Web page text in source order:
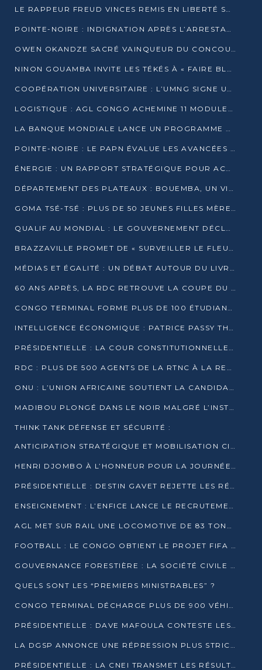
LE RAPPEUR FREUD VINCES REMIS EN LIBERTÉ SOUS PRESSION MÉDIATIQUE
POINTE-NOIRE : INDIGNATION APRÈS L’ARRESTATION DU RAPPEUR FREUD VINCES
OWEN OKANDZE SACRÉ VAINQUEUR DU CONCOURS SLAM POUR LA VIE
NINON GOUAMBA INVITE LES TÉKÉS À « FAIRE BLOC » POUR PESER DANS LE DÉBAT NATIONAL
COOPÉRATION UNIVERSITAIRE : L’UMNG SIGNE UN ACCORD STRATÉGIQUE AVEC L’UNIVERSITÉ HAINAN EN CHINE
LOGISTIQUE : AGL CONGO ACHEMINE 11 MODULES GÉANTS JUSQU’À BRAZZAVILLE
LA BANQUE MONDIALE LANCE UN PROGRAMME DE 394 MILLIONS DE DOLLARS POUR LE BASSIN DU CONGO
POINTE-NOIRE : LE PAPN ÉVALUE LES AVANCÉES DU MÔLE EST
ÉNERGIE : UN RAPPORT STRATÉGIQUE POUR ACCÉLÉRER LA TRANSITION AU CONGO
DÉPARTEMENT DES PLATEAUX : BOUEMBA, UN VIVIER ÉCONOMIQUE PRÊT À EXPLOSER
GOMA TSÉ-TSÉ : PLUS DE 50 JEUNES FILLES MÈRES SENSIBILISÉES À LA SANTÉ SEXUELLE
QUALIF AU MONDIAL : LE GOUVERNEMENT DÉCLARE LA JOURNÉE DU 1ER AVRIL 2026 CHÔMÉE ET PAYÉE
BRAZZAVILLE PROMET DE « SURVEILLER LE FLEUVE » APRÈS LA QUALIFICATION DE LA RDC AU MONDIAL
MÉDIAS ET ÉGALITÉ : UN DÉBAT AUTOUR DU LIVRE « CES FEMMES QUI REPRENNENT LE POUVOIR SUR LEUR VIE »
60 ANS APRÈS, LA RDC RETROUVE LA COUPE DU MONDE
CONGO TERMINAL FORME PLUS DE 100 ÉTUDIANTS AUX TECHNIQUES D’EMBAUCHE
INTELLIGENCE ÉCONOMIQUE : PATRICE PASSY THÉORISE UNE STRATÉGIE ADAPTÉE AUX CONTEXTES FRAGMENTÉS
PRÉSIDENTIELLE : LA COUR CONSTITUTIONNELLE CONFIRME LA VICTOIRE DE SASSOU NGUESSO AVEC 94,90 % DES SUFFRAGES
RDC : PLUS DE 500 AGENTS DE LA RTNC À LA RETRAITE, UNE PAGE SE TOURNE
ONU : L’UNION AFRICAINE SOUTIENT LA CANDIDATURE DE MACKY SALL
MADIBOU PLONGÉ DANS LE NOIR MALGRÉ L’INSTALLATION D’UN NOUVEAU TRANSFORMATEUR
THINK TANK DÉFENSE ET SÉCURITÉ :
ANTICIPATION STRATÉGIQUE ET MOBILISATION CITOYENNE POUR NOTRE SOUVERAINETÉ NATIONALE
HENRI DJOMBO À L’HONNEUR POUR LA JOURNÉE MONDIALE DU THÉÂTRE
PRÉSIDENTIELLE : DESTIN GAVET REJETTE LES RÉSULTATS ET APPELLE À UN DIALOGUE NATIONAL
ENSEIGNEMENT : L’ENFICE LANCE LE RECRUTEMENT DE SA PREMIÈRE PROMOTION DE PROFESSEURS DES ÉCOLES
AGL MET SUR RAIL UNE LOCOMOTIVE DE 83 TONNES À POINTE-NOIRE
FOOTBALL : LE CONGO OBTIENT LE PROJET FIFA ARENA POUR SES 15 DÉPARTEMENTS
GOUVERNANCE FORESTIÈRE : LA SOCIÉTÉ CIVILE CONGOLAISE AFFICHE SES PRIORITÉS POUR 2026
QUELS SONT LES “PREMIERS MINISTRABLES” ?
CONGO TERMINAL DÉCHARGE PLUS DE 900 VÉHICULES EN QUELQUES HEURES
PRÉSIDENTIELLE : DAVE MAFOULA CONTESTE LES RÉSULTATS PROVISOIRES
LA DGSP ANNONCE UNE RÉPRESSION PLUS STRICTE CONTRE LES MOTO-TAXIS
PRÉSIDENTIELLE : LA CNEI TRANSMET LES RÉSULTATS PROVISOIRES À LA COUR CONSTITUTIONNELLE